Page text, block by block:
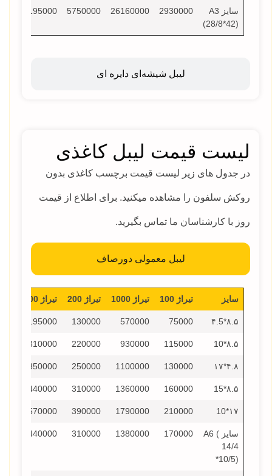
لیبل شیشه‌ای دایره ای
سایز A3
(28/8*42)
2930000
26160000
5750000
8195000
لیست قیمت لیبل کاغذی
در جدول های زیر لیست قیمت برچسب کاغذی بدون
روکش سلفون را مشاهده میکنید. برای اطلاع از قیمت
روز با کارشناسان ما تماس بگیرید.
لیبل معمولی دورصاف
سایز تیراژ 100 تیراژ 1000 تیراژ 200 تیراژ 300
۸.۵*۴.5 75000
570000
130000
195000
۸.۵*10 115000
930000
220000
310000
۴.۸*۱۷ 130000
1100000
250000
350000
۸.۵*15 160000
1360000
310000
440000
۱۷*10 210000
1790000
390000
570000
سایز A6 (
14/4
*10/5)
170000
1380000
310000
440000